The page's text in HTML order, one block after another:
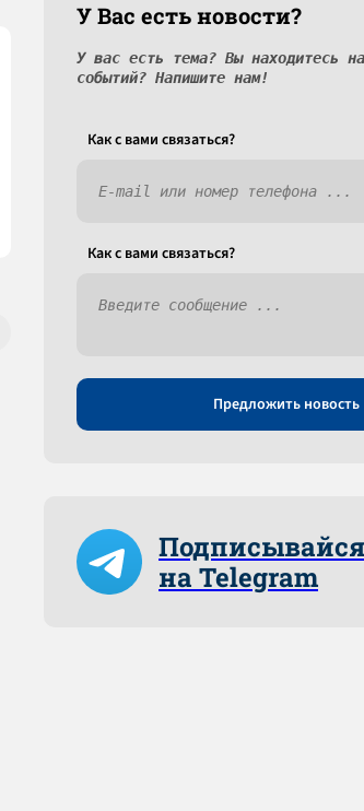
У Вас есть новости?
У вас есть тема? Вы находитесь
событий? Напишите нам!
Как c вами связаться?
Как c вами связаться?
Предложить новость
Подписывайся
на Telegram